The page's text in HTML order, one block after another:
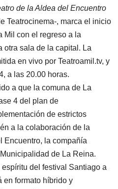
de la Aldea del Encuentro
Teatrocinema-, marca el inicio
Mil con el regreso a la
otra sala de la capital. La
en vivo por Teatroamil.tv, y
a las 20.00 horas.
a que la comuna de La
4 del plan de
de estrictos
a la colaboración de la
Encuentro, la compañía
de La Reina.
del festival Santiago a
en formato híbrido y